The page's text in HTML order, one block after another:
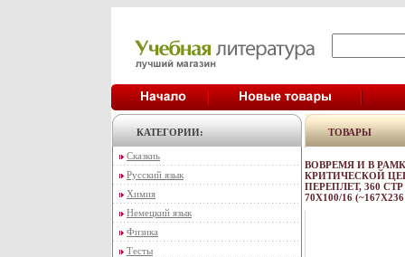
КАТЕГОРИИ:
Сказкиь
Русский язык
Химия
Немецкий язык
Физика
Тесты
ТОВАРЫ
ВОВРЕМЯ И В
КРИТИЧЕСКОЙ
ПЕРЕПЛЕТ, 360 СТР
70X100/16